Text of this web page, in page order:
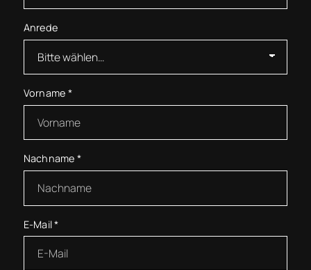
Anrede
Vorname *
Nachname *
E-Mail*